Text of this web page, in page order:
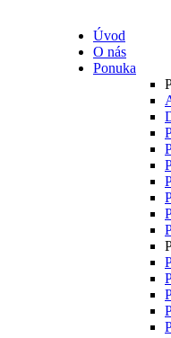
Úvod
O nás
Ponuka